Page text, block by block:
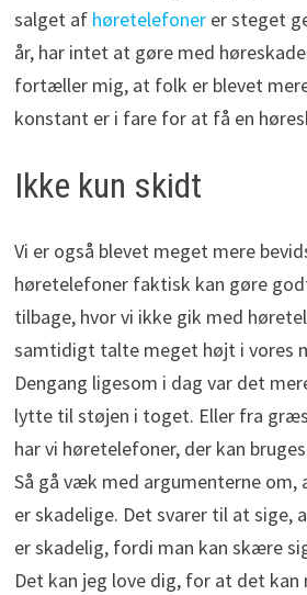
salget af høretelefonerer steget
år, har intet at gøre med
fortæller mig, at folk er blevet
konstant er i fare for at få en
Ikke kun skidt
Vi er også blevet meget mere
høretelefoner faktisk kan gøre
tilbage, hvor vi ikke gik med
samtidigt talte meget højt i vores
Dengang ligesom i dag var det
lytte til støjen i toget. Eller fra
har vi høretelefoner, der kan
Så gå væk med argumenterne om,
er skadelige. Det svarer til at sige,
er skadelig, fordi man kan skære
Det kan jeg love dig, for at det kan